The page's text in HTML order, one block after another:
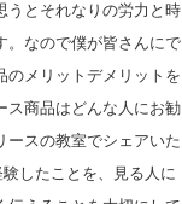
うとそれなりの労力と時
。なので僕が皆さんにで
のメリットデメリットを
ス商品はどんな人にお勧
ースの教室でシェアいた
したことを、見る人に